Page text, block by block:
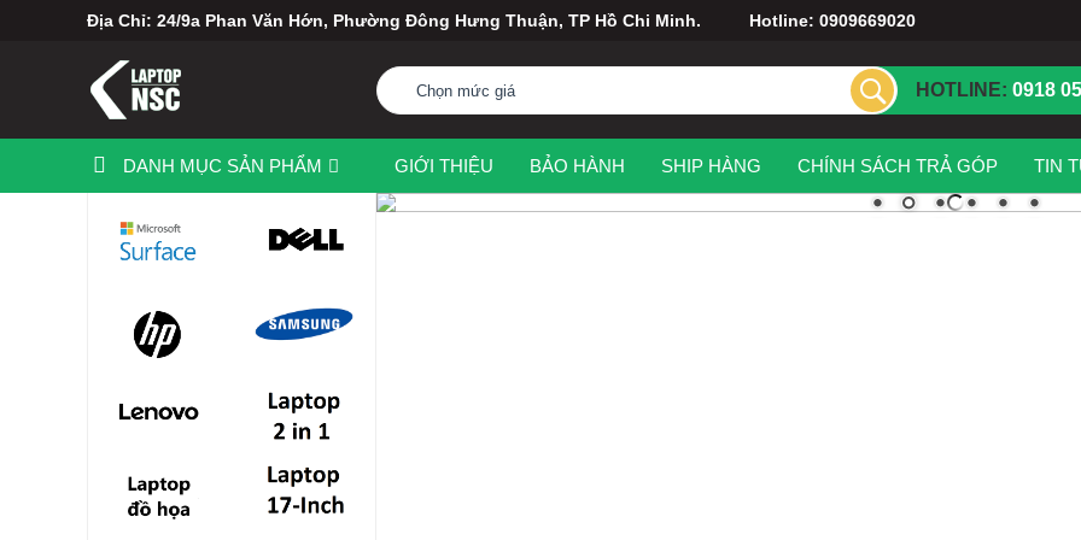
Địa Chỉ: 24/9a Phan Văn Hớn, Phường Đông Hưng Thuận, TP Hồ Chi Minh. Hotline: 0909669020
Chọn mức giá HOTLINE: 0918
DANH MỤC SẢN PHẨM GIỚI THIỆU BẢO HÀNH SHIP HÀNG CHÍNH SÁCH TRẢ GÓP TIN